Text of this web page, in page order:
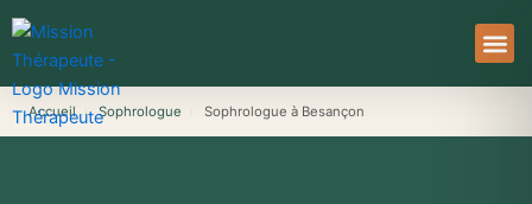
Aller
au
contenu
Accueil › Sophrologue Sophrologue à Besançon